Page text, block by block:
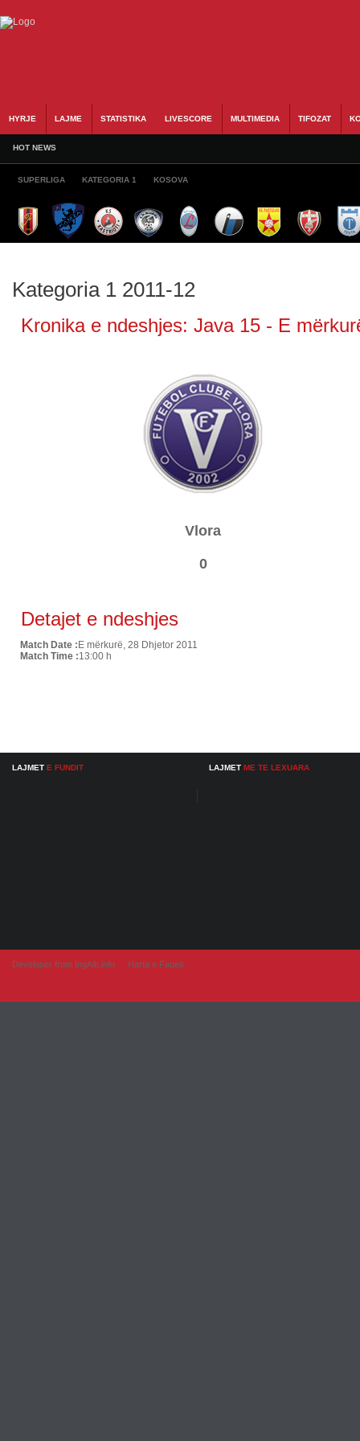
HYRJE LAJME STATISTIKA LIVESCORE MULTIMEDIA TIFOZAT
HOT NEWS
SUPERLIGA KATEGORIA 1 KOSOVA
Kategoria 1 2011-12
Kronika e ndeshjes: Java 15 - E
Vlora
0
Detajet e ndeshjes
Match Date : E mërkurë, 28 Dhjetor 2011
Match Time :13:00 h
LAJMET E FUNDIT LAJMET ME TE LEXUARA
Developer from IngAlb.info Harta e Faqes